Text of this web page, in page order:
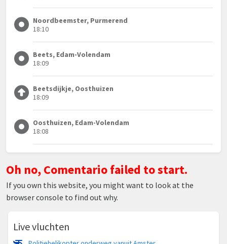
Noordbeemster, Purmerend
18:10
Beets, Edam-Volendam
18:09
Beetsdijkje, Oosthuizen
18:09
Oosthuizen, Edam-Volendam
18:08
Oh no, Comentario failed to start.
If you own this website, you might want to look at the
browser console to find out why.
Live vluchten